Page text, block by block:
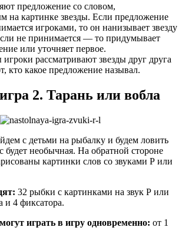
предложение со словом,
на картинке звезды. Если предложение
игроками, то он нанизывает звезду
не принимается — то придумывает
или уточняет первое.
рассматривают звезды друг друга
кто какое предложение называл.
2. Тарань или вобла
с детьми на рыбалку и будем ловить
будет необычная. На обратной стороне
картинки слов со звуками Р или
32 рыбки с картинками на звук Р или
и 4 фиксатора.
играть в игру одновременно: от 1